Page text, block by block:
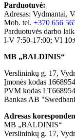
Parduotuvė:
Adresas: Vydmantai,
Mob. tel. +370 656
Parduotuvės darbo
I-V 7:50-17:00; VI
MB „BALDINIS“
Verslininkų g. 17,
Įmonės kodas
PVM kodas
Bankas AB
Adresas
MB „BALDINIS“
Verslininkų g. 17,